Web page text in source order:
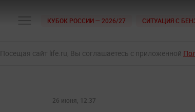
КУБОК РОССИИ — 2026/27 СИТУАЦИЯ С
Посещая сайт life.ru, Вы соглашаетесь с приложенной
26 июня, 12:37